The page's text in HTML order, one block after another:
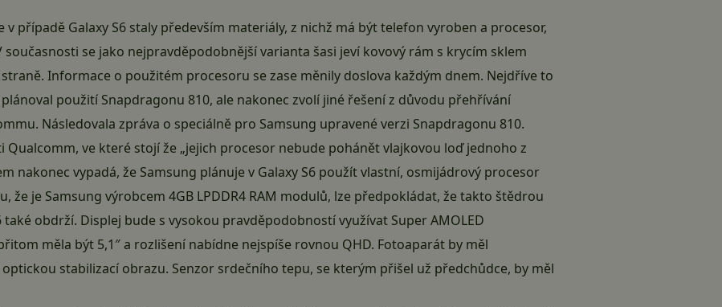
případě Galaxy S6 staly především materiály, z nichž má být telefon vyroben a procesor,
se jako nejpravděpodobnější varianta šasi jeví kovový rám s krycím sklem
Informace o použitém procesoru se zase měnily doslova každým dnem. Nejdříve to
použití Snapdragonu 810, ale nakonec zvolí jiné řešení z důvodu přehřívání
Následovala zpráva o speciálně pro Samsung upravené verzi Snapdragonu 810.
Qualcomm, ve které stojí že „jejich procesor nebude pohánět vlajkovou loď jednoho z
nakonec vypadá, že Samsung plánuje v Galaxy S6 použít vlastní, osmijádrový procesor
že je Samsung výrobcem 4GB LPDDR4 RAM modulů, lze předpokládat, že takto štědrou
obdrží. Displej bude s vysokou pravděpodobností využívat Super AMOLED
měla být 5,1″ a rozlišení nabídne nejspíše rovnou QHD. Fotoaparát by měl
stabilizací obrazu. Senzor srdečního tepu, se kterým přišel už předchůdce, by měl